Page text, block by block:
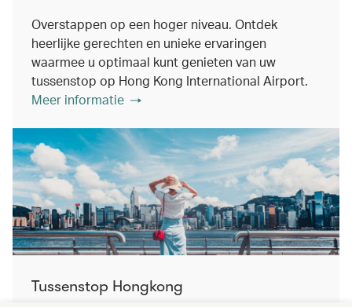
Overstappen op een hoger niveau. Ontdek
heerlijke gerechten en unieke ervaringen
waarmee u optimaal kunt genieten van uw
tussenstop op Hong Kong International Airport.
Meer informatie
Tussenstop Hongkong